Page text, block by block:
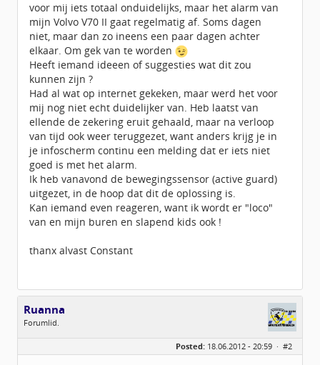
voor mij iets totaal onduidelijks, maar het alarm van
mijn Volvo V70 II gaat regelmatig af. Soms dagen
niet, maar dan zo ineens een paar dagen achter
elkaar. Om gek van te worden
Heeft iemand ideeen of suggesties wat dit zou
kunnen zijn ?
Had al wat op internet gekeken, maar werd het voor
mij nog niet echt duidelijker van. Heb laatst van
ellende de zekering eruit gehaald, maar na verloop
van tijd ook weer teruggezet, want anders krijg je in
je infoscherm continu een melding dat er iets niet
goed is met het alarm.
Ik heb vanavond de bewegingssensor (active guard)
uitgezet, in de hoop dat dit de oplossing is.
Kan iemand even reageren, want ik wordt er "loco"
van en mijn buren en slapend kids ook !
thanx alvast Constant
Ruanna
Forumlid.
Leeftijd:
56
Posted: 18.06.2012 - 20:59 · #2